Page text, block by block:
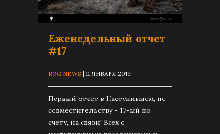
Еженедельный отчет
#17
ROG NEWS | 11 ЯНВАРЯ 2019
Первый отчет в Наступившем, по
совместительству - 17-ый по
счету, на связи! Всех с